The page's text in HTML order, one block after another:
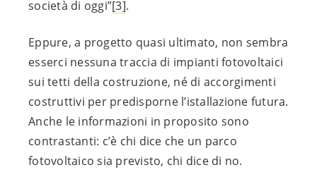
società di oggi”[3].
Eppure, a progetto quasi ultimato, non sembra
esserci nessuna traccia di impianti fotovoltaici
sui tetti della costruzione, né di accorgimenti
costruttivi per predisporne l’istallazione futura.
Anche le informazioni in proposito sono
contrastanti: c’è chi dice che un parco
fotovoltaico sia previsto, chi dice di no.